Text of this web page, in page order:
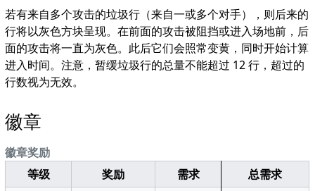
若有来自多个攻击的垃圾行（来自一或多个对手），则后来的
行将以灰色方块呈现。在前面的攻击被阻挡或进入场地前，后
面的攻击将一直为灰色。此后它们会照常变黄，同时开始计算
进入时间。注意，暂缓垃圾行的总量不能超过 12 行，超过的
行数视为无效。
徽章
徽章奖励
等级
奖励 需求
总需求